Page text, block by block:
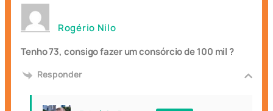
Rogério Nilo
Tenho 73, consigo fazer um consórcio de 100 mil ?
Responder